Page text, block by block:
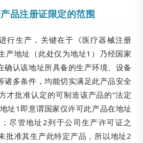
品注册证限定的范围
行生产，关键在于《医疗器械注册
产地址（此处仅为地址1）乃经国家
确认该地址所具备的生产环境、设备
诸多条件，均能切实满足此产品安全
才批准认定的可制造该产品的“法定
址1即意谓国家仅许可此产品在地址
尽管地址2列于公司生产许可证之
批准其生产此特定产品，所以地址2